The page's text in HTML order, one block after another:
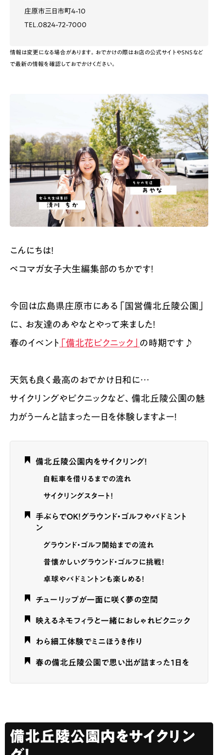
Gourmet
Outing
広告掲載について
プライバシーポリシー インフォマティブデータポリシー
お問合せ 利用規約
庄原市三日市町4-10
TEL.0824-72-7000
情報は変更になる場合があります。おでかけの際はお店の公式サイトやSNSなど
で最新の情報を確認しておでかけください。
こんにちは！
ペコマガ女子大生編集部のちかです！
今回は広島県庄原市にある「国営備北丘陵公園」
に、お友達のあやなとやって来ました！
春のイベント 「備北花ピクニック」 の時期です♪
天気も良く最高のおでかけ日和に…
サイクリングやピクニックなど、備北丘陵公園の魅
力がうーんと詰まった一日を体験しますよー！
備北丘陵公園内をサイクリング！
自転車を借りるまでの流れ
サイクリングスタート！
手ぶらでOK！グラウンド・ゴルフやバドミント
ン
グラウンド・ゴルフ開始までの流れ
昔懐かしいグラウンド・ゴルフに挑戦！
卓球やバドミントンも楽しめる！
チューリップが一面に咲く夢の空間
映えるネモフィラと一緒におしゃれピクニック
わら細工体験でミニほうき作り
春の備北丘陵公園で思い出が詰まった1日を
備北丘陵公園内をサイクリン